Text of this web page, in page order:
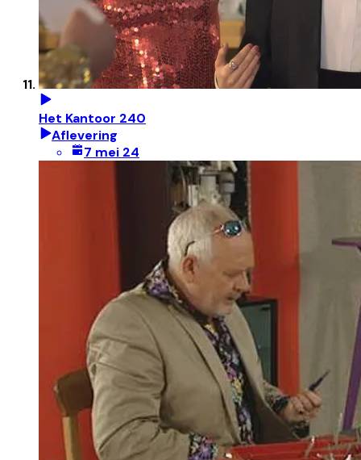
Het Kantoor 240
Aflevering
7 mei 24